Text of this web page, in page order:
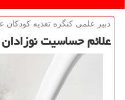
دبیر علمی كنگره تغذیه كودكان
علائم حساسیت